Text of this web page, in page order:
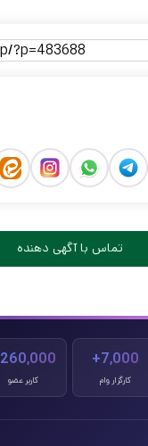
تماس با آگهی دهنده
7,000+
کارگزار وام
260,000+
کاربر عضو